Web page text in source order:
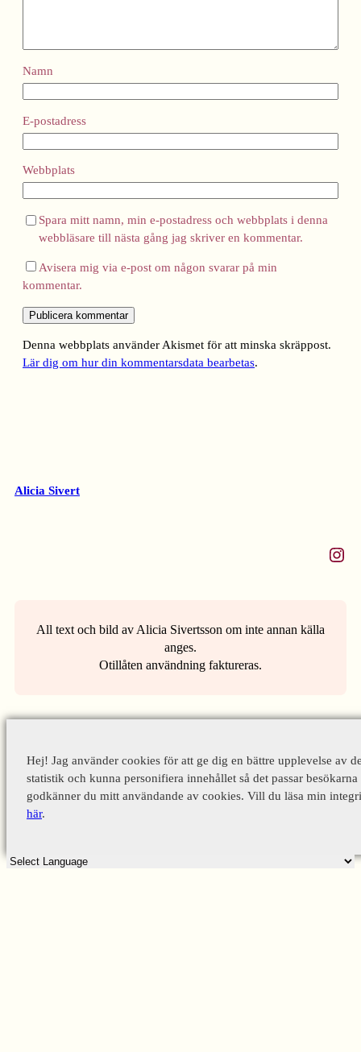
Namn
E-postadress
Webbplats
Spara mitt namn, min e-postadress och webbplats i denna
webbläsare till nästa gång jag skriver en kommentar.
Avisera mig via e-post om någon svarar på min
kommentar.
Denna webbplats använder Akismet för att minska skräppost.
Lär dig om hur din kommentarsdata bearbetas.
Alicia Sivert
Instagram
All text och bild av Alicia Sivertsson om inte annan källa
anges.
Otillåten användning faktureras.
Hej! Jag använder cookies för att ge dig en bättre upplevelse av
statistik och kunna personifiera innehållet så det passar
godkänner du mitt användande av cookies. Vill du läsa min
här.